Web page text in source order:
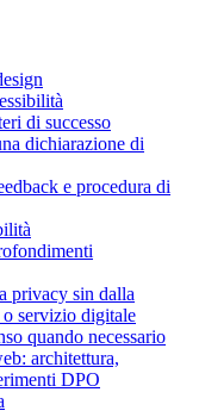
di successo
dichiarazione di
e procedura di
privacy sin dalla
servizio digitale
quando necessario
architettura,
DPO